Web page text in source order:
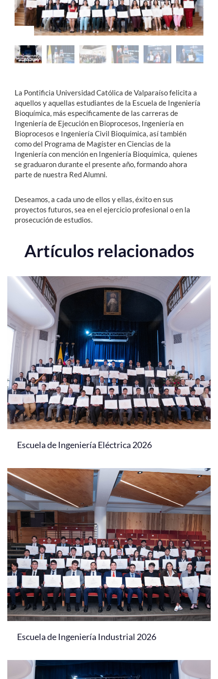
Estudiantes
Académicos
Funcionarios
English
La Pontificia Universidad Católica de Valparaíso felicita a
aquellos y aquellas estudiantes de la Escuela de Ingeniería
Bioquímica, más específicamente de las carreras de
Ingeniería de Ejecución en Bioprocesos, Ingeniería en
Bioprocesos e Ingeniería Civil Bioquímica, así también
como del Programa de Magíster en Ciencias de la
Ingeniería con mención en Ingeniería Bioquímica, quienes
se graduaron durante el presente año, formando ahora
parte de nuestra Red Alumni.
Deseamos, a cada uno de ellos y ellas, éxito en sus
proyectos futuros, sea en el ejercicio profesional o en la
prosecución de estudios.
Artículos relacionados
Escuela de Ingeniería Eléctrica 2026
Escuela de Ingeniería Industrial 2026